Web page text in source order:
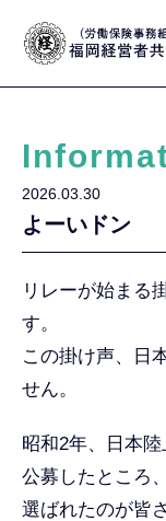
2026.03.30
よーいドン
リレーが始まる
す。
この掛け声、日
せん。
昭和2年、日本
公募したところ、
選ばれたのが皆